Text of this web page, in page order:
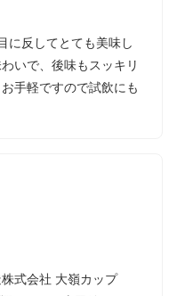
に反してとても美味し
いで、後味もスッキリ
手軽ですので試飲にも
式会社 大嶺カップ